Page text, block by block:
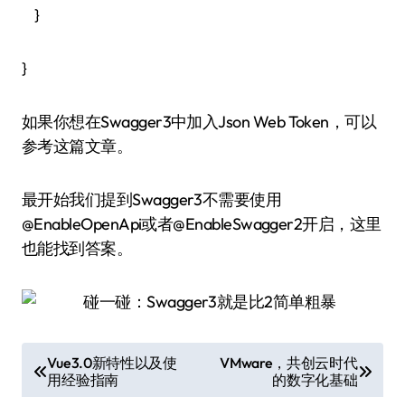
}
}
如果你想在Swagger3中加入Json Web Token，可以
参考这篇文章。
最开始我们提到Swagger3不需要使用
@EnableOpenApi或者@EnableSwagger2开启，这里
也能找到答案。
章
Vue3.0新特性以及使
用经验指南
VMware，共创云时代
的数字化基础